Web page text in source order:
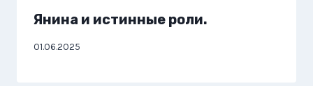
Янина и истинные роли.
01.06.2025